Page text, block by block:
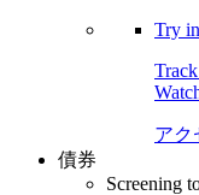
Try in
アク
債券
Screening